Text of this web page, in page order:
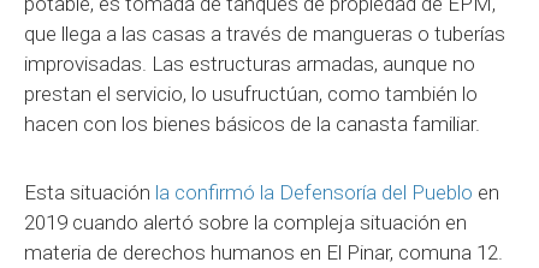
que llega a las casas a través de mangueras o tuberías
improvisadas. Las estructuras armadas, aunque no
prestan el servicio, lo usufructúan, como también lo
hacen con los bienes básicos de la canasta familiar.
Esta situación la confirmó la Defensoría del Pueblo en
2019 cuando alertó sobre la compleja situación en
materia de derechos humanos en El Pinar, comuna 12.